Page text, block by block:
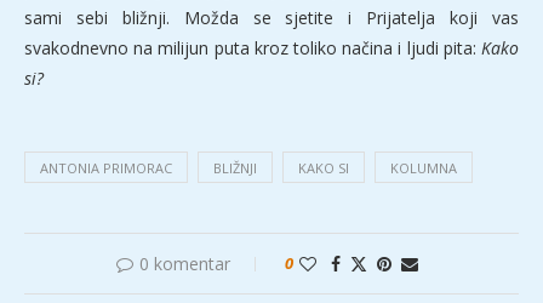
sami sebi bližnji. Možda se sjetite i Prijatelja koji vas
svakodnevno na milijun puta kroz toliko načina i ljudi pita: Kako
si?
ANTONIA PRIMORAC BLIŽNJI KAKO SI KOLUMNA
0 komentar 0